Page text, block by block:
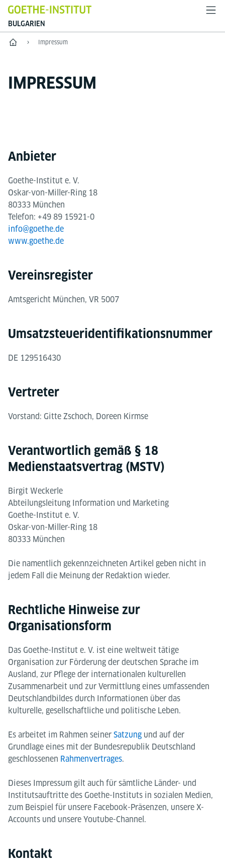
BULGARIEN
Start Impressum
IMPRESSUM
Anbieter
Goethe-Institut e. V.
Oskar-von-Miller-Ring 18
80333 München
Telefon: +49 89 15921-0
info@goethe.de
www.goethe.de
Vereinsregister
Amtsgericht München, VR 5007
Umsatzsteuer­identifikations­nummer
DE 129516430
Vertreter
Vorstand: Gitte Zschoch, Doreen Kirmse
Verantwortlich gemäß § 18
Medienstaatsvertrag (MSTV)​
Birgit Weckerle
Abteilungsleitung Information und Marketing
Goethe-Institut e. V.
Oskar-von-Miller-Ring 18
80333 München
Die namentlich gekennzeichneten Artikel geben nicht in
jedem Fall die Meinung der Redaktion wieder.
Rechtliche Hinweise zur
Organisationsform
Das Goethe-Institut e. V. ist eine weltweit tätige
Organisation zur Förderung der deutschen Sprache im
Ausland, zur Pflege der internationalen kulturellen
Zusammenarbeit und zur Vermittlung eines umfassenden
Deutschlandbildes durch Informationen über das
kulturelle, gesellschaftliche und politische Leben.
Es arbeitet im Rahmen seinerSatzung und auf der
Grundlage eines mit der Bundesrepublik Deutschland
geschlossenen Rahmenvertrages.
Dieses Impressum gilt auch für sämtliche Länder- und
Institutsauftritte des Goethe-Instituts in sozialen Medien,
zum Beispiel für unsere Facebook-Präsenzen, unsere X-
Accounts und unsere Youtube-Channel.
Kontakt